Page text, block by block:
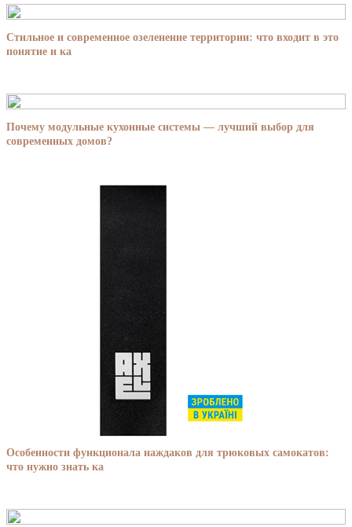
Стильное и современное озеленение территории: что входит в это
понятие и ка
Почему модульные кухонные системы — лучший выбор для
современных домов?
Особенности функционала наждаков для трюковых самокатов:
что нужно знать ка